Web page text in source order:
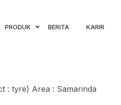
PRODUK BERITA KARIR
: tyre) Area : Samarinda